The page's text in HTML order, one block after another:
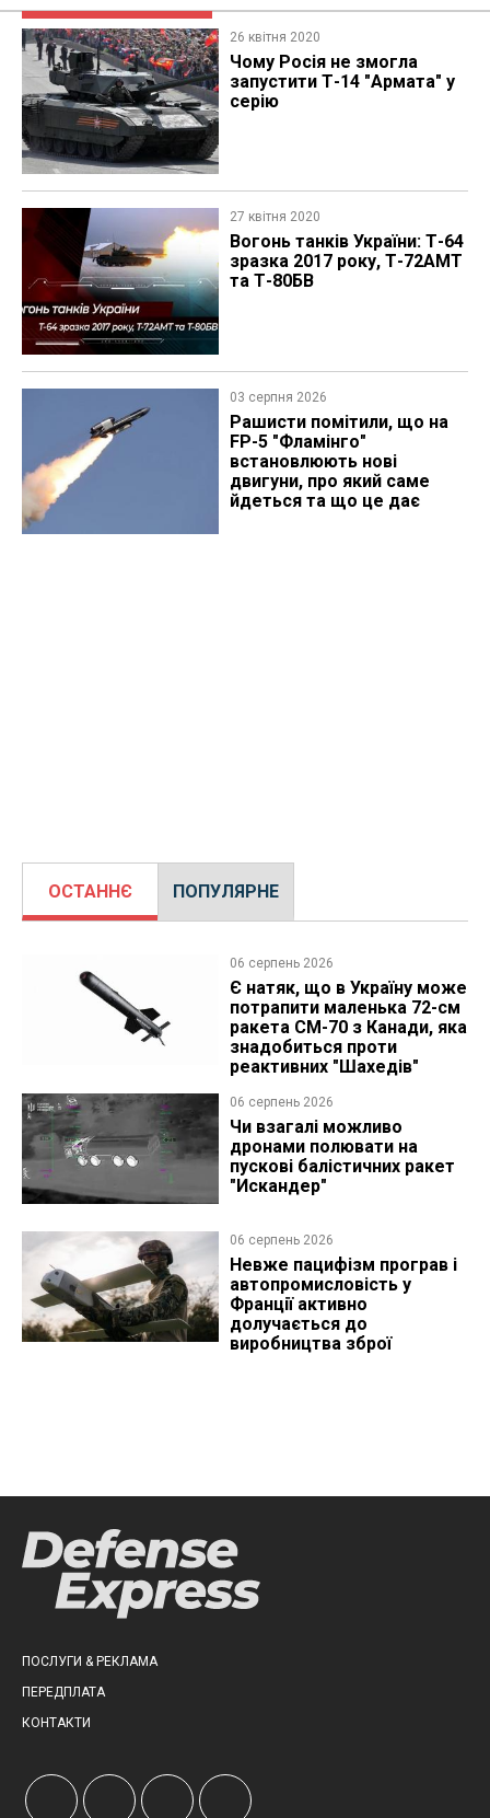
26 квітня 2020
​Чому Росія не змогла
запустити Т-14 "Армата" у
серію
27 квітня 2020
Вогонь танків України: Т-64
зразка 2017 року, Т-72АМТ
та Т-80БВ
03 серпня 2026
Рашисти помітили, що на
FP-5 "Фламінго"
встановлюють нові
двигуни, про який саме
йдеться та що це дає
ОСТАННЄ ПОПУЛЯРНЕ
06 серпень 2026
Є натяк, що в Україну може
потрапити маленька 72-см
ракета CM-70 з Канади, яка
знадобиться проти
реактивних "Шахедів"
06 серпень 2026
Чи взагалі можливо
дронами полювати на
пускові балістичних ракет
"Искандер"
06 серпень 2026
Невже пацифізм програв і
автопромисловість у
Франції активно
долучається до
виробництва зброї
ПОСЛУГИ & РЕКЛАМА
ПЕРЕДПЛАТА
КОНТАКТИ